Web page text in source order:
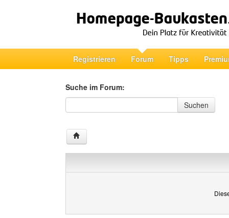
Registrieren Forum Tipps
Suche im Forum:
Suche im Forum
Suchen